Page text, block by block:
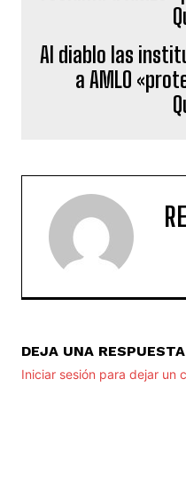
Al diablo las
a AMLO
DEJA UNA RESPUESTA
Iniciar sesión para dejar un